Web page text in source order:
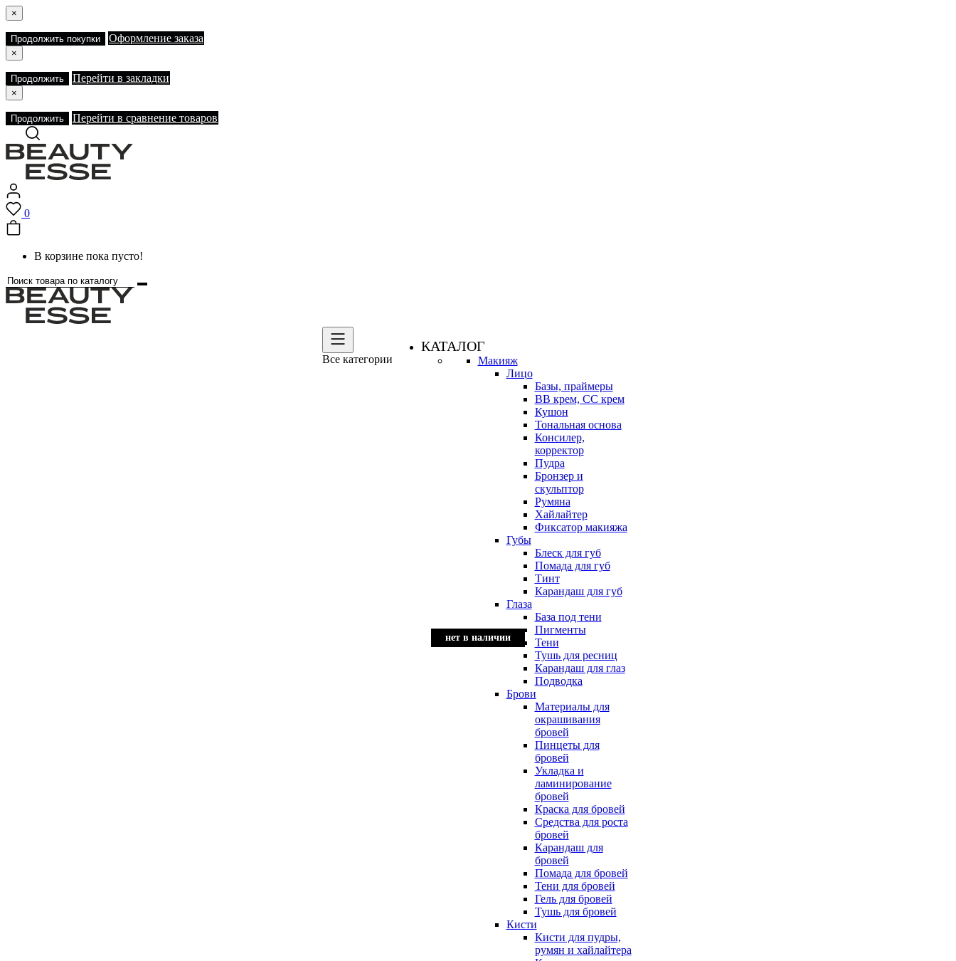
×
Продолжить покупки Оформление заказа
×
Продолжить Перейти в закладки
×
Продолжить Перейти в сравнение товаров
0
В корзине пока пусто!
Все категории
КАТАЛОГ
Макияж
Лицо
Базы, праймеры
BB крем, CC крем
Кушон
Тональная основа
Консилер,
корректор
Пудра
Бронзер и
скульптор
Румяна
Хайлайтер
Фиксатор макияжа
Губы
Блеск для губ
Помада для губ
Тинт
Карандаш для губ
Глаза
База под тени
Пигменты
Тени
Тушь для ресниц
Карандаш для глаз
Подводка
Брови
Материалы для
окрашивания
бровей
Пинцеты для
бровей
Укладка и
ламинирование
бровей
Краска для бровей
Средства для роста
бровей
Карандаш для
бровей
Помада для бровей
Тени для бровей
Гель для бровей
Тушь для бровей
Кисти
Кисти для пудры,
румян и хайлайтера
нет в наличии
нет в наличии
нет в наличии
нет в наличии
нет в наличии
нет в наличии
нет в наличии
нет в наличии
нет в наличии
нет в наличии
нет в наличии
нет в наличии
нет в наличии
нет в наличии
нет в наличии
нет в наличии
нет в наличии
нет в наличии
нет в наличии